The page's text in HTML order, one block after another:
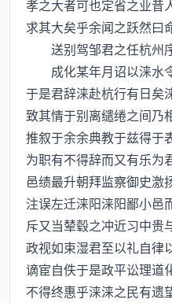
孝之大者可也定省之业昔
求其大矣乎余闻之跃然曰
送别驾邹君之任杭州
成化某年月诏以涞水
于是君辞涞赴杭行有日矣
致其情于别离缱绻之间乃
推叙于余余典教于兹得于
为职有不得辞而又有乐为
邑绩最升朝拜监察御史激
注误左迁涞阳涞阳鄙小邑
斥又当辇毂之冲近习中贵
政视如束湿君至以礼自律
谪宦自佚于是政平讼理道
不得终惠乎涞涞之民有遗